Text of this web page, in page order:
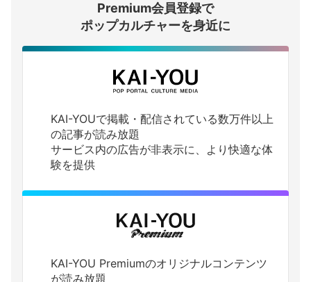
ログインする
Premium会員登録で
ポップカルチャーを身近に
KAI-YOUで掲載・配信されている数万件以上
の記事が読み放題
サービス内の広告が非表示に、より快適な体
験を提供
KAI-YOU Premiumのオリジナルコンテンツ
が読み放題